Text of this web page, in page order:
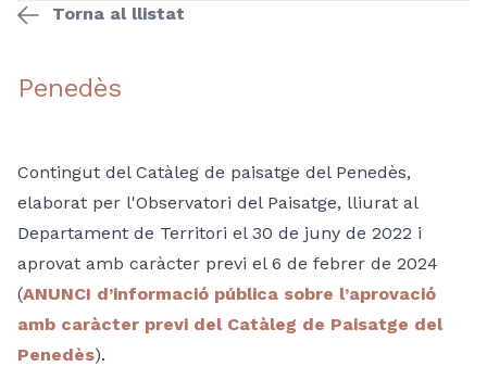
Torna al llistat
Penedès
Contingut del Catàleg de paisatge del Penedès,
elaborat per l'Observatori del Paisatge, lliurat al
Departament de Territori el 30 de juny de 2022 i
aprovat amb caràcter previ el 6 de febrer de 2024
(ANUNCI d’informació pública sobre l’aprovació
amb caràcter previ del Catàleg de Paisatge del
Penedès).